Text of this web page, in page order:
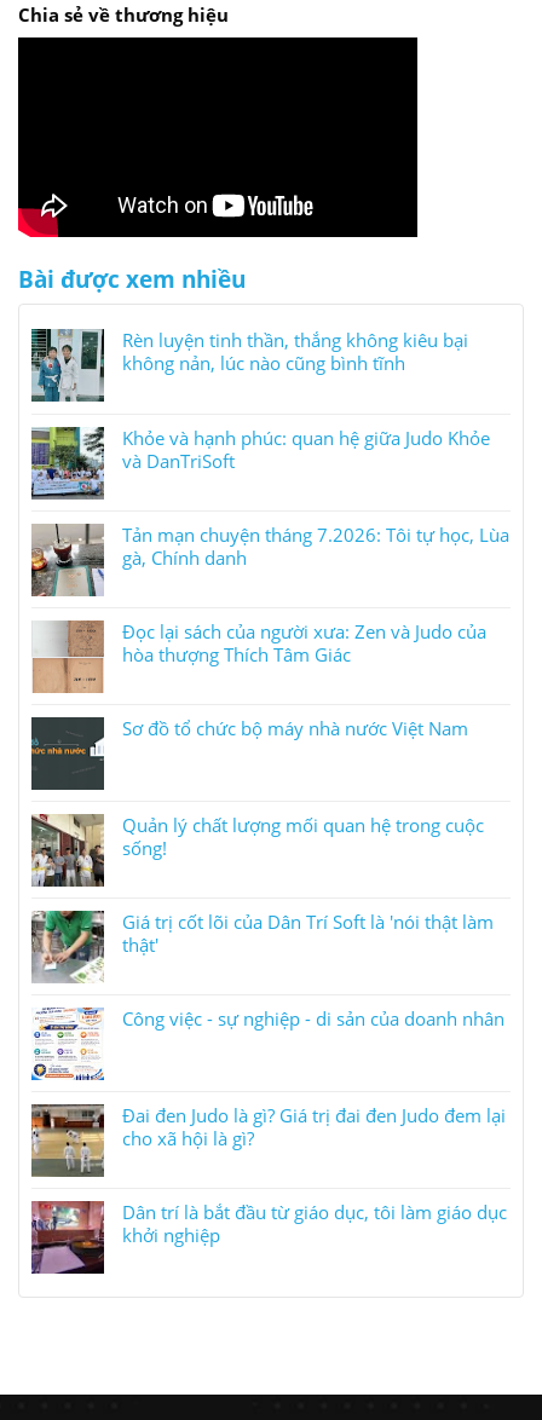
Chia sẻ về thương hiệu
Bài được xem nhiều
Rèn luyện tinh thần, thắng không kiêu bại
không nản, lúc nào cũng bình tĩnh
Khỏe và hạnh phúc: quan hệ giữa Judo Khỏe
và DanTriSoft
Tản mạn chuyện tháng 7.2026: Tôi tự học, Lùa
gà, Chính danh
Đọc lại sách của người xưa: Zen và Judo của
hòa thượng Thích Tâm Giác
Sơ đồ tổ chức bộ máy nhà nước Việt Nam
Quản lý chất lượng mối quan hệ trong cuộc
sống!
Giá trị cốt lõi của Dân Trí Soft là 'nói thật làm
thật'
Công việc - sự nghiệp - di sản của doanh nhân
Đai đen Judo là gì? Giá trị đai đen Judo đem lại
cho xã hội là gì?
Dân trí là bắt đầu từ giáo dục, tôi làm giáo dục
khởi nghiệp